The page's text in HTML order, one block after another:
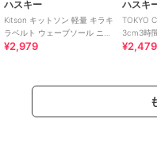
ハスキー
Kitson キットソン 軽量 キラキ
ラベルト ウェーブソール ニッ
トスリッポン
¥2,979
ハスキ
TOKYO
3cm3時
ニーカー
¥2,479